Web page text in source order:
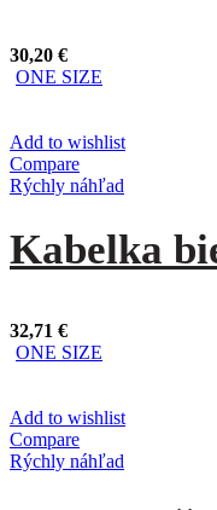
30,20 €
ONE SIZE
Add to wishlist
Compare
Rýchly náhľad
Kabelka
32,71 €
ONE SIZE
Add to wishlist
Compare
Rýchly náhľad